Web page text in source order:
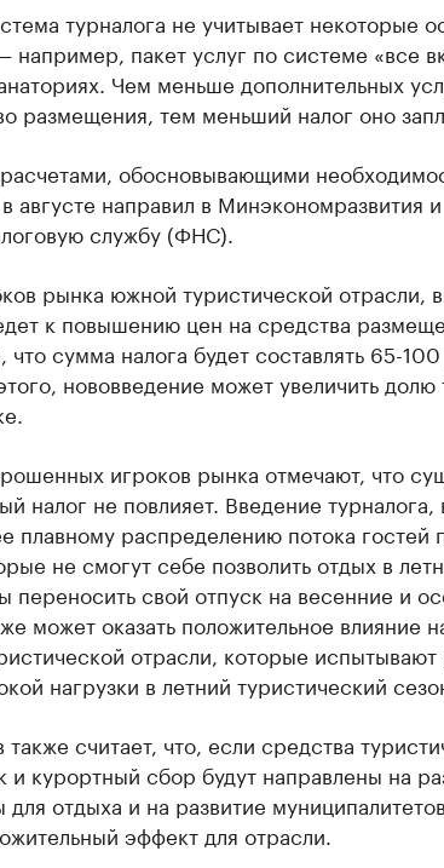
турналога не учитывает некоторые
например, пакет услуг по системе «все
Чем меньше дополнительных
размещения, тем меньший налог оно
обосновывающими
августе направил в Минэкономразвития и
службу (ФНС).
рынка южной туристической отрасли,
к повышению цен на средства
что сумма налога будет составлять 65-
нововведение может увеличить долю
игроков рынка отмечают, что
налог не повлияет. Введение турналога,
плавному распределению потока гостей
не смогут себе позволить отдых в
переносить свой отпуск на весенние и
может оказать положительное влияние
отрасли, которые испытывают
нагрузки в летний туристический
также считает, что, если средства
и курортный сбор будут направлены на
отдыха и на развитие
эффект для отрасли.